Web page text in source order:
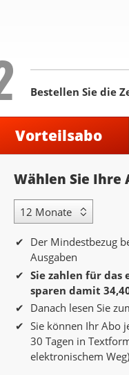
Bestellen Sie die
Vorteilsabo
Wählen Sie Ihre
12 Monate Laufzeit
Der Mindestbezug
Ausgaben
Sie zahlen für das
sparen damit
Danach lesen Sie
Sie können Ihr Abo
30 Tagen in
elektronischem